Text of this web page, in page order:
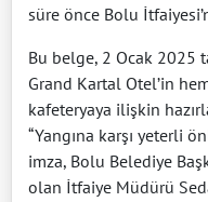
süre önce Bolu
Bu belge, 2 Ocak 2025
Grand Kartal Otel’in
kafeteryaya ilişkin
“Yangına karşı yeterli
imza, Bolu Belediye
olan İtfaiye Müdürü